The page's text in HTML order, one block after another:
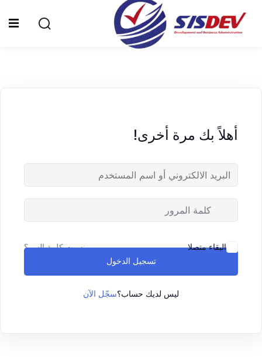
الشهادات
المدونة
تواصل معنا
أهلاً بك مرة أخرى!
البقاء متصلا نسيت كلمة السر؟
تسجيل الدخول
ليس لديك حساب؟سجّل الآن
Sign in
Remember me
Lost your password?